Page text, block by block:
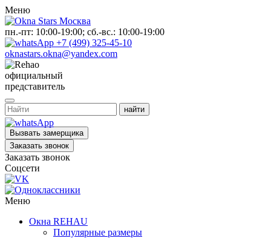
Меню
пн.-пт: 10:00-19:00; сб.-вс.: 10:00-19:00
+7 (499) 325-45-10
oknastars.okna@yandex.com
официальный
представитель
Вызвать замерщика
Заказать звонок
Заказать звонок
Соцсети
Меню
Окна REHAU
Популярные размеры